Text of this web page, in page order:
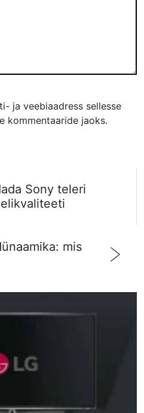
ja veebiaadress sellesse
kommentaaride jaoks.
Sony teleri
mis